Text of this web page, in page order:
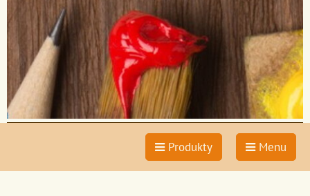
Produkty Menu